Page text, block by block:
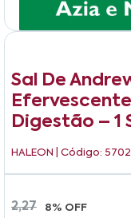
Sal De
Digestão – 1
HALEON | Código:
2,27 8% OFF